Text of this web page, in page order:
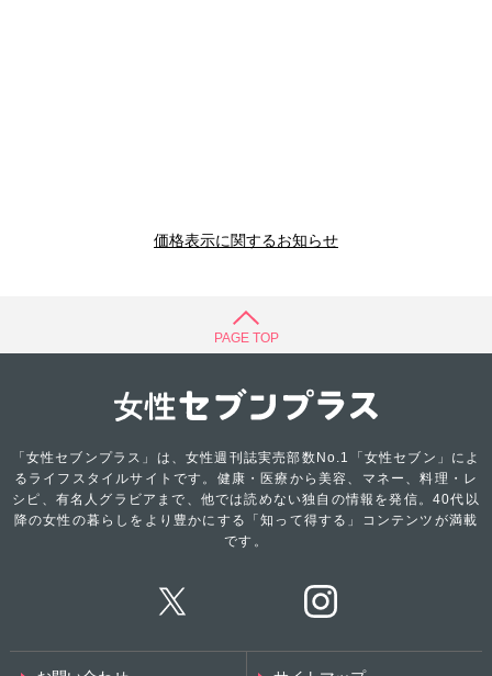
価格表示に関するお知らせ
PAGE TOP
「女性セブンプラス」は、女性週刊誌実売部数No.1「女性セブン」によ
るライフスタイルサイトです。健康・医療から美容、マネー、料理・レ
シピ、有名人グラビアまで、他では読めない独自の情報を発信。40代以
降の女性の暮らしをより豊かにする「知って得する」コンテンツが満載
です。